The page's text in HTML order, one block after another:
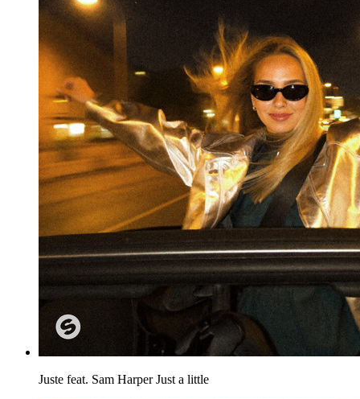
Juste feat. Sam HarperJust a little